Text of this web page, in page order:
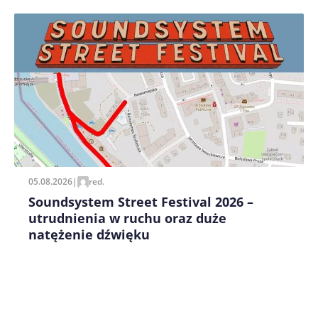
Zapamiętaj moje dane w tej przeglądarce podczas
pisania kolejnych komentarzy.
05.08.2026| red.
Soundsystem Street Festival 2026 –
utrudnienia w ruchu oraz duże
natężenie dźwięku